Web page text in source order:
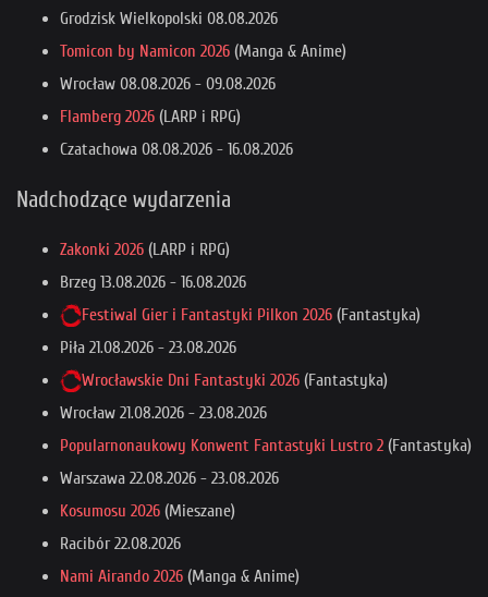
Grodzisk Wielkopolski 08.08.2026
Tomicon by Namicon 2026 (Manga & Anime)
Wrocław 08.08.2026 - 09.08.2026
Flamberg 2026 (LARP i RPG)
Czatachowa 08.08.2026 - 16.08.2026
Nadchodzące wydarzenia
Zakonki 2026 (LARP i RPG)
Brzeg 13.08.2026 - 16.08.2026
Festiwal Gier i Fantastyki Pilkon 2026 (Fantastyka)
Piła 21.08.2026 - 23.08.2026
Wrocławskie Dni Fantastyki 2026 (Fantastyka)
Wrocław 21.08.2026 - 23.08.2026
Popularnonaukowy Konwent Fantastyki Lustro 2 (Fantastyka)
Warszawa 22.08.2026 - 23.08.2026
Kosumosu 2026 (Mieszane)
Racibór22.08.2026
Nami Airando 2026 (Manga & Anime)